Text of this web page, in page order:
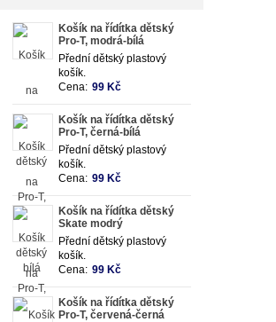
Košík na řídítka dětský
Pro-T, modrá-bílá
Přední dětský plastový
košík.
Cena: 99 Kč
Košík na řídítka dětský
Pro-T, černá-bílá
Přední dětský plastový
košík.
Cena: 99 Kč
Košík na řídítka dětský
Skate modrý
Přední dětský plastový
košík.
Cena: 99 Kč
Košík na řídítka dětský
Pro-T, červená-černá